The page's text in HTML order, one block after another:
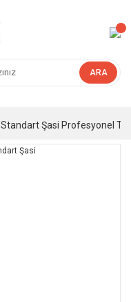
ARA
Standart Şasi Profesyonel